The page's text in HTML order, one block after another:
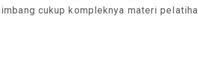
cukup kompleknya materi